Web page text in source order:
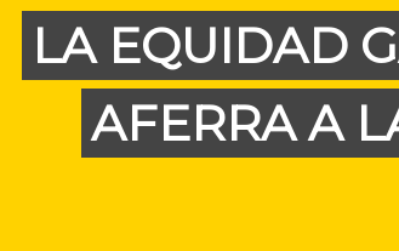
LA EQUIDAD
AFERRA A